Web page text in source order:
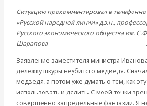
Ситуацию прокомментировал в
«Русской народной линии» д.э.н.,
Русского экономического общества им.
Шарапова
:
Заявление заместителя министра
дележку шкуры неубитого медведя.
медведя, а потом уже думать о том, как
использовать и делить. С моей точки
совершенно запредельные фантазии. Я